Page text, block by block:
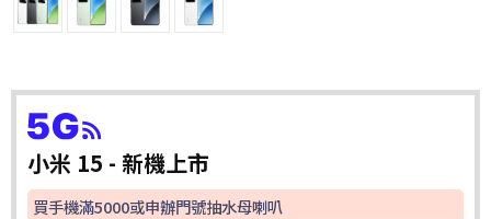
小米 15 - 新機上市
買手機滿5000或申辦門號抽水母喇叭